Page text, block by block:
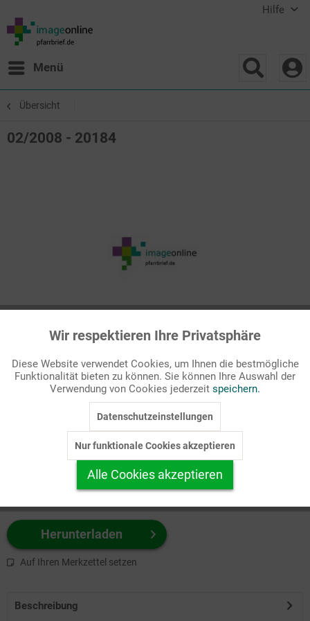
Hilfe
Menü
Übersicht
02/2008 - 20184
Passende Stichworte
Medien/Kommunikation
zuerst Ihr Produktformat aus.
z.B. Farbe-Grafik, Schwarz-Weiß-Grafik, mit/ohne Text ...
Herunterladen
Auf Ihren Merkzettel setzen
Beschreibung
Funktionale Aktiv
Marketing Inaktiv
Personalisierung Inaktiv
Service
Wir respektieren Ihre Privatsphäre
Diese Website verwendet Cookies, um Ihnen die bestmögliche
Funktionalität bieten zu können. Sie können Ihre Auswahl der
Verwendung von Cookies jederzeit speichern.
Datenschutzeinstellungen
Nur funktionale Cookies akzeptieren
Alle Cookies akzeptieren